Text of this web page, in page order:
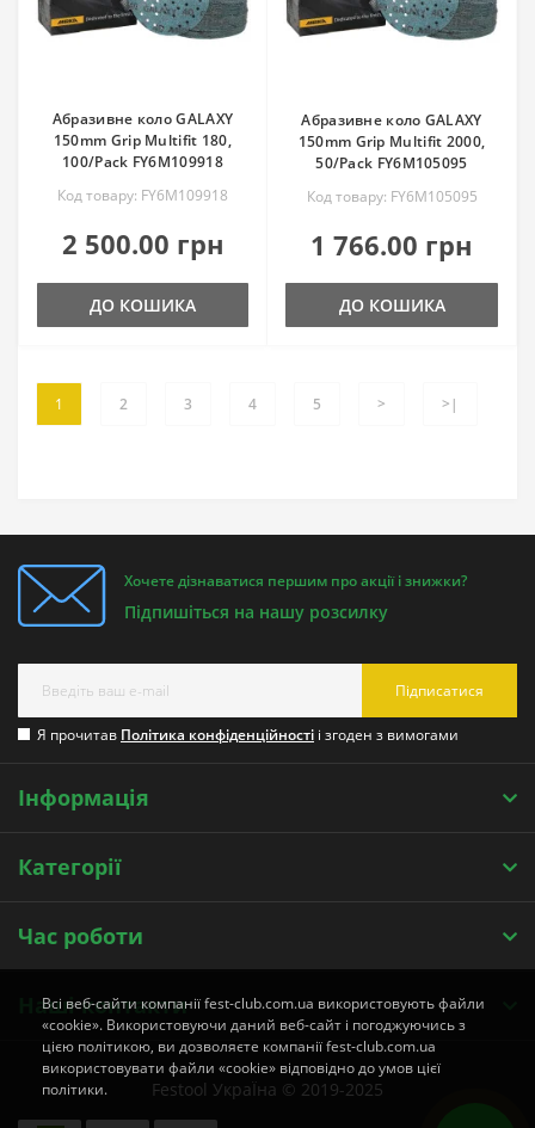
Абразивне коло GALAXY
150mm Grip Multifit 180,
100/Pack FY6M109918
Код товару: FY6M109918
2 500.00 грн
ДО КОШИКА
Абразивне коло GALAXY
150mm Grip Multifit 2000,
50/Pack FY6M105095
Код товару: FY6M105095
1 766.00 грн
ДО КОШИКА
1 2 3 4 5 > >|
Хочете дізнаватися першим про акції і знижки?
Підпишіться на нашу розсилку
Підписатися
Я прочитав Політика конфіденційності і згоден з вимогами
Інформація
Категорії
Час роботи
Наші контакти
Festool УкраЇна © 2019-2025
Всі веб-сайти компанії fest-club.com.ua використовують файли
«cookie». Використовуючи даний веб-сайт і погоджуючись з
цією політикою, ви дозволяєте компанії fest-club.com.ua
використовувати файли «cookie» відповідно до умов цієї
політики.